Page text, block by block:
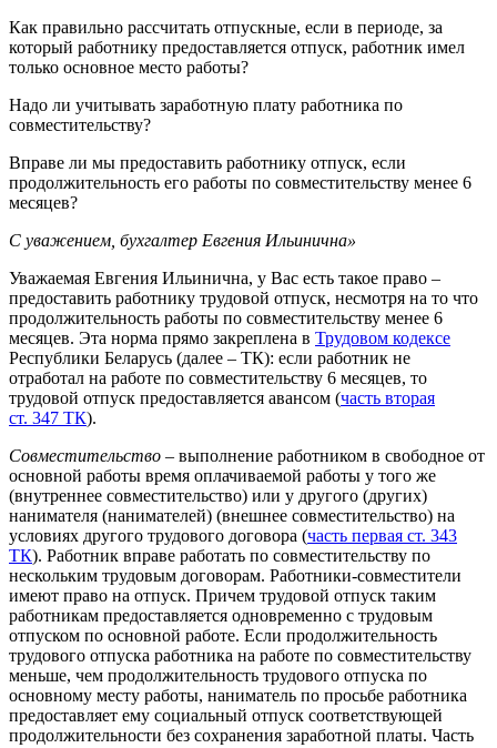
Как правильно рассчитать отпускные, если в периоде, за
который работнику предоставляется отпуск, работник имел
только основное место работы?
Надо ли учитывать заработную плату работника по
совместительству?
Вправе ли мы предоставить работнику отпуск, если
продолжительность его работы по совместительству менее 6
месяцев?
С уважением, бухгалтер Евгения Ильинична»
Уважаемая Евгения Ильинична, у Вас есть такое право –
предоставить работнику трудовой отпуск, несмотря на то что
продолжительность работы по совместительству менее 6
месяцев. Эта норма прямо закреплена в Трудовом кодексе
Республики Беларусь (далее – ТК): если работник не
отработал на работе по совместительству 6 месяцев, то
трудовой отпуск предоставляется авансом (часть вторая
ст. 347 ТК).
Совместительство – выполнение работником в свободное от
основной работы время оплачиваемой работы у того же
(внутреннее совместительство) или у другого (других)
нанимателя (нанимателей) (внешнее совместительство) на
условиях другого трудового договора (часть первая ст. 343
ТК). Работник вправе работать по совместительству по
нескольким трудовым договорам. Работники-совместители
имеют право на отпуск. Причем трудовой отпуск таким
работникам предоставляется одновременно с трудовым
отпуском по основной работе. Если продолжительность
трудового отпуска работника на работе по совместительству
меньше, чем продолжительность трудового отпуска по
основному месту работы, наниматель по просьбе работника
предоставляет ему социальный отпуск соответствующей
продолжительности без сохранения заработной платы. Часть